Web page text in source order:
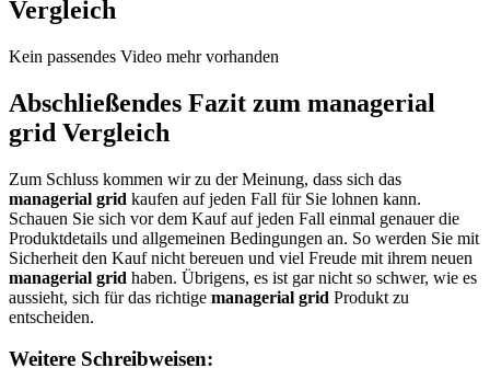
Vergleich
Kein passendes Video mehr vorhanden
Abschließendes Fazit zum managerial
grid Vergleich
Zum Schluss kommen wir zu der Meinung, dass sich das
managerial grid kaufen auf jeden Fall für Sie lohnen kann.
Schauen Sie sich vor dem Kauf auf jeden Fall einmal genauer die
Produktdetails und allgemeinen Bedingungen an. So werden Sie mit
Sicherheit den Kauf nicht bereuen und viel Freude mit ihrem neuen
managerial grid haben. Übrigens, es ist gar nicht so schwer, wie es
aussieht, sich für das richtige managerial grid Produkt zu
entscheiden.
Weitere Schreibweisen: